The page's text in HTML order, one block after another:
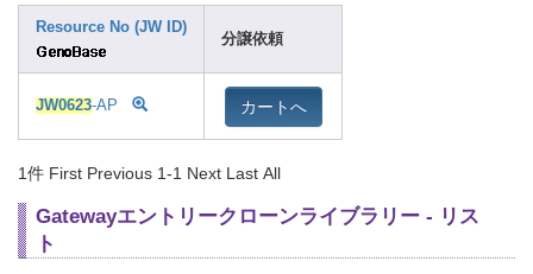
Resource No (JW ID)
分譲依頼
JW0623-AP カートへ
1件 First Previous 1-1 Next Last All
Gatewayエントリークローンライブラリー - リス
ト